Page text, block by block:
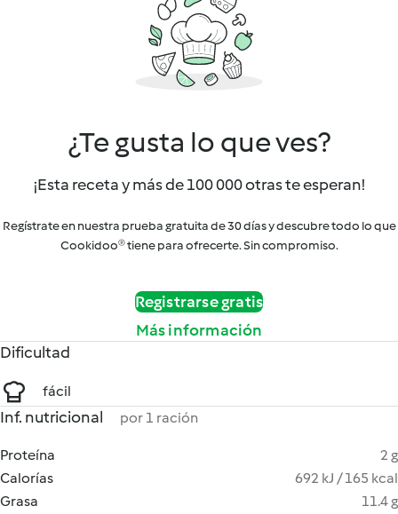
¿Te gusta lo que ves?
¡Esta receta y más de 100 000 otras te esperan!
Regístrate en nuestra prueba gratuita de 30 días y descubre todo lo que
Cookidoo® tiene para ofrecerte. Sin compromiso.
Registrarse gratis
Más información
Dificultad
fácil
Inf. nutricional por 1 ración
Proteína
2 g
Calorías
692 kJ / 165 kcal
Grasa
11.4 g